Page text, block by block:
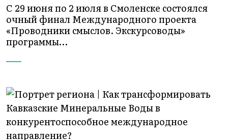
С 29 июня по 2 июля в Смоленске состоялся
очный финал Международного проекта
«Проводники смыслов. Экскурсоводы»
программы…